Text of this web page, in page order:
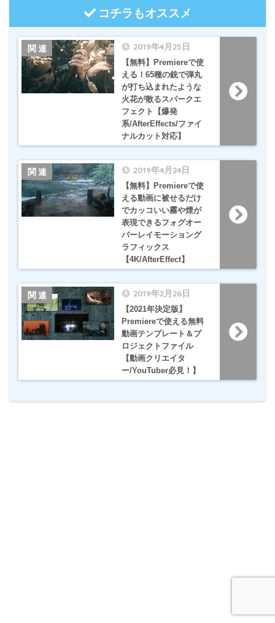
コチラもオススメ
2019年4月25日
【無料】Premiereで使
える！65種の銃で弾丸
が打ち込まれたような
火花が散るスパークエ
フェクト【爆発
系/AfterEffects/ファイ
ナルカット対応】
2019年4月24日
【無料】Premiereで使
える動画に被せるだけ
でカッコいい霧や煙が
表現できるフォグオー
バーレイモーショング
ラフィックス
【4K/AfterEffect】
2019年2月26日
【2021年決定版】
Premiereで使える無料
動画テンプレート＆プ
ロジェクトファイル
【動画クリエイタ
ー/YouTuber必見！】